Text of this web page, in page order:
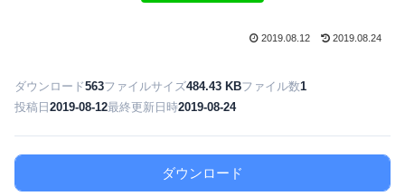
2019.08.12 2019.08.24
ダウンロード563ファイルサイズ484.43 KBファイル数1
投稿日2019-08-12最終更新日時2019-08-24
ダウンロード